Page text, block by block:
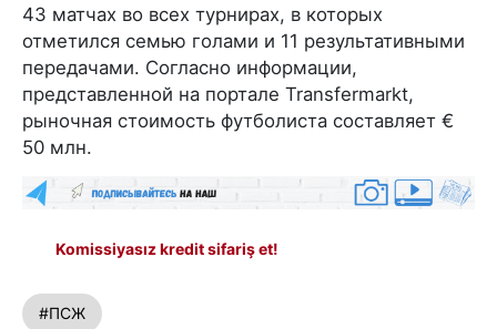
43 матчах во всех турнирах, в которых
отметился семью голами и 11 результативными
передачами. Согласно информации,
представленной на портале Transfermarkt,
рыночная стоимость футболиста составляет €
50 млн.
Komissiyasız kredit sifariş et!
#ПСЖ